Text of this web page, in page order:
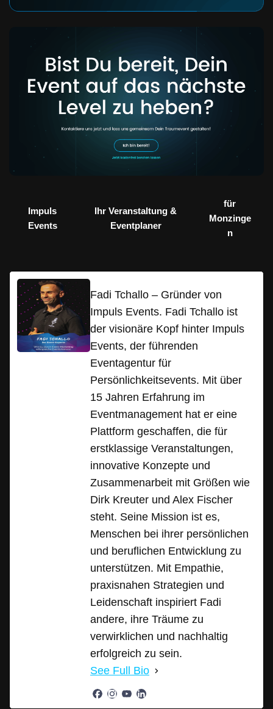
Impuls
Events
Ihr Veranstaltung &
Eventplaner
für
Monzinge
n
Fadi Tchallo – Gründer von
Impuls Events. Fadi Tchallo ist
der visionäre Kopf hinter Impuls
Events, der führenden
Eventagentur für
Persönlichkeitsevents. Mit über
15 Jahren Erfahrung im
Eventmanagement hat er eine
Plattform geschaffen, die für
erstklassige Veranstaltungen,
innovative Konzepte und
Zusammenarbeit mit Größen wie
Dirk Kreuter und Alex Fischer
steht. Seine Mission ist es,
Menschen bei ihrer persönlichen
und beruflichen Entwicklung zu
unterstützen. Mit Empathie,
praxisnahen Strategien und
Leidenschaft inspiriert Fadi
andere, ihre Träume zu
verwirklichen und nachhaltig
erfolgreich zu sein.
See Full Bio